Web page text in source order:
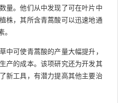
量。他们从中发现了可在叶片中
株，其所含青蒿酸可以迅速地通
。
中可使青蒿酸的产量大幅提升，
产的成本。该项研究还为开发其
新工具，有潜力提高其他主要治